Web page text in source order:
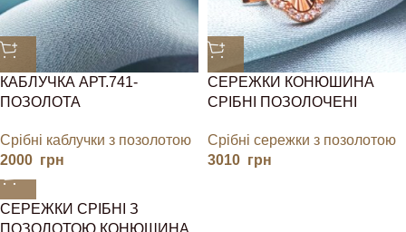
КАБЛУЧКА АРТ.741-
ПОЗОЛОТА
Срібні каблучки з позолотою
2000 грн
СЕРЕЖКИ КОНЮШИНА
СРІБНІ ПОЗОЛОЧЕНІ
Срібні сережки з позолотою
3010 грн
СЕРЕЖКИ СРІБНІ З
ПОЗОЛОТОЮ КОНЮШИНА